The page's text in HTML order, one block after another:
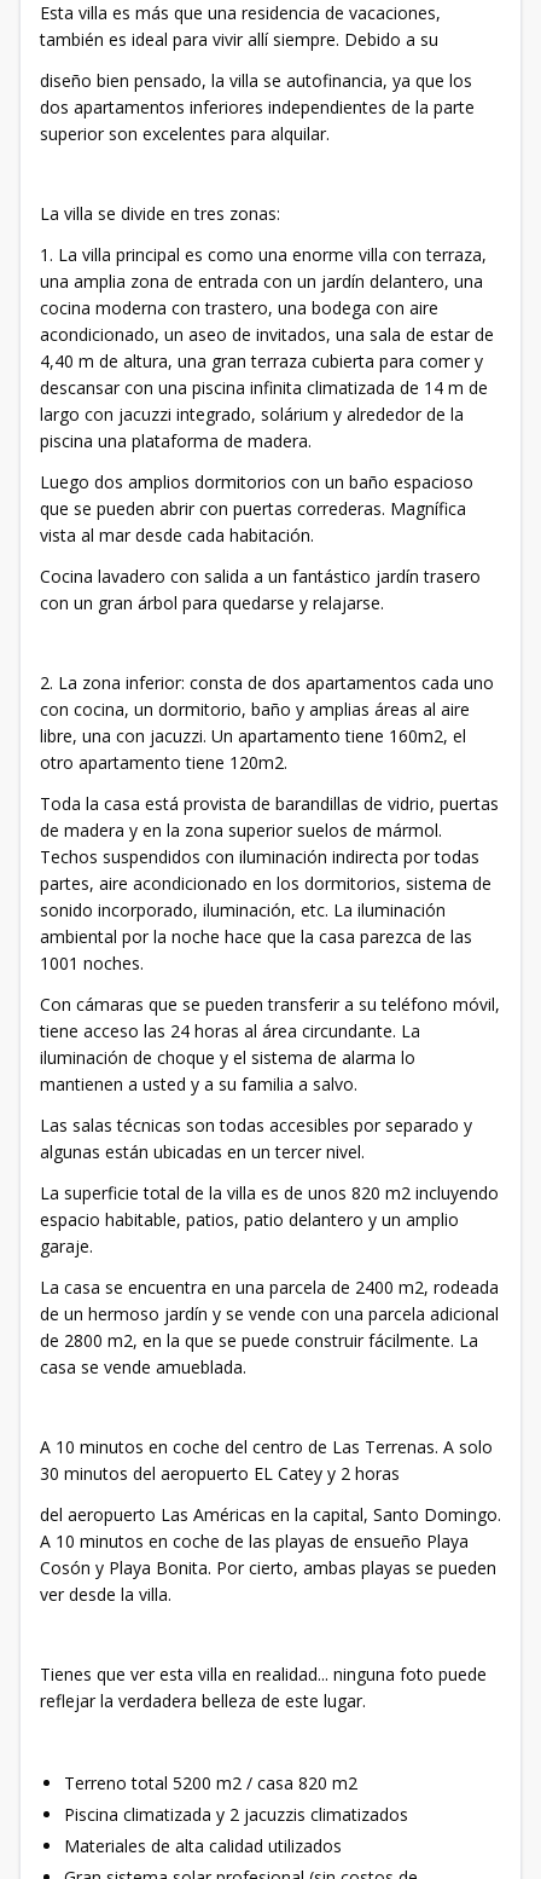
Esta villa es más que una residencia de vacaciones,
también es ideal para vivir allí siempre. Debido a su
diseño bien pensado, la villa se autofinancia, ya que los
dos apartamentos inferiores independientes de la parte
superior son excelentes para alquilar.
La villa se divide en tres zonas:
1. La villa principal es como una enorme villa con terraza,
una amplia zona de entrada con un jardín delantero, una
cocina moderna con trastero, una bodega con aire
acondicionado, un aseo de invitados, una sala de estar de
4,40 m de altura, una gran terraza cubierta para comer y
descansar con una piscina infinita climatizada de 14 m de
largo con jacuzzi integrado, solárium y alrededor de la
piscina una plataforma de madera.
Luego dos amplios dormitorios con un baño espacioso
que se pueden abrir con puertas correderas. Magnífica
vista al mar desde cada habitación.
Cocina lavadero con salida a un fantástico jardín trasero
con un gran árbol para quedarse y relajarse.
2. La zona inferior: consta de dos apartamentos cada uno
con cocina, un dormitorio, baño y amplias áreas al aire
libre, una con jacuzzi. Un apartamento tiene 160m2, el
otro apartamento tiene 120m2.
Toda la casa está provista de barandillas de vidrio, puertas
de madera y en la zona superior suelos de mármol.
Techos suspendidos con iluminación indirecta por todas
partes, aire acondicionado en los dormitorios, sistema de
sonido incorporado, iluminación, etc. La iluminación
ambiental por la noche hace que la casa parezca de las
1001 noches.
Con cámaras que se pueden transferir a su teléfono móvil,
tiene acceso las 24 horas al área circundante. La
iluminación de choque y el sistema de alarma lo
mantienen a usted y a su familia a salvo.
Las salas técnicas son todas accesibles por separado y
algunas están ubicadas en un tercer nivel.
La superficie total de la villa es de unos 820 m2 incluyendo
espacio habitable, patios, patio delantero y un amplio
garaje.
La casa se encuentra en una parcela de 2400 m2, rodeada
de un hermoso jardín y se vende con una parcela adicional
de 2800 m2, en la que se puede construir fácilmente. La
casa se vende amueblada.
A 10 minutos en coche del centro de Las Terrenas. A solo
30 minutos del aeropuerto EL Catey y 2 horas
del aeropuerto Las Américas en la capital, Santo Domingo.
A 10 minutos en coche de las playas de ensueño Playa
Cosón y Playa Bonita. Por cierto, ambas playas se pueden
ver desde la villa.
Tienes que ver esta villa en realidad... ninguna foto puede
reflejar la verdadera belleza de este lugar.
Terreno total 5200 m2 / casa 820 m2
Piscina climatizada y 2 jacuzzis climatizados
Materiales de alta calidad utilizados